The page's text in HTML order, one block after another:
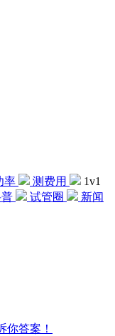
率 测费用
1v1
试管圈
新闻
你答案！